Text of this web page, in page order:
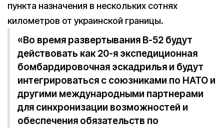
пункта назначения в нескольких сотнях
километров от украинской границы.
«Во время развертывания В-52 будут
действовать как 20-я экспедиционная
бомбардировочная эскадрилья и будут
интегрироваться с союзниками по НАТО и
другими международными партнерами
для синхронизации возможностей и
обеспечения обязательств по